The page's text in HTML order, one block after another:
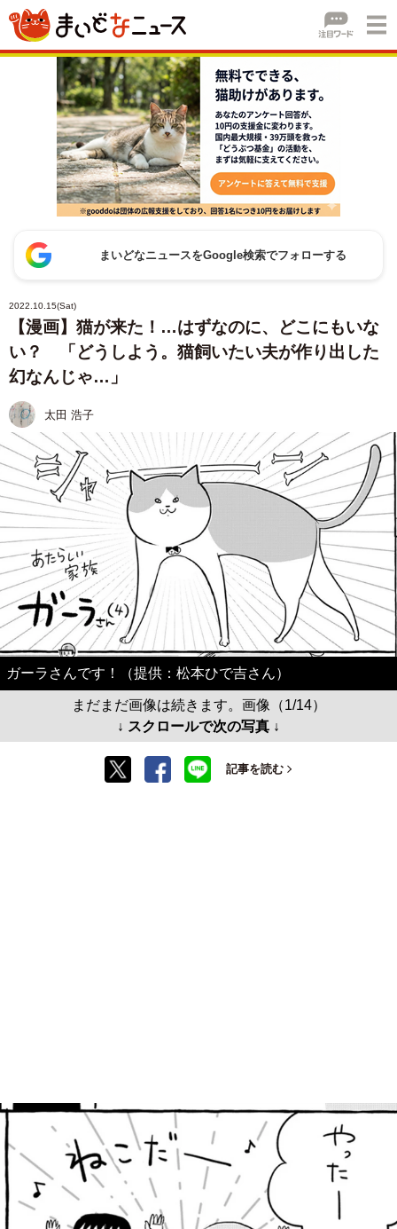
まいどなニュースをGoogle検索でフォローする
2022.10.15(Sat)
【漫画】猫が来た！…はずなのに、どこにもいな
い？ 「どうしよう。猫飼いたい夫が作り出した
幻なんじゃ…」
太田 浩子
ガーラさんです！（提供：松本ひで吉さん）
まだまだ画像は続きます。画像（1/14）
↓ スクロールで次の写真 ↓
記事を読む